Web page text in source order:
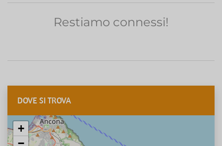
Restiamo connessi!
DOVE SI TROVA
+
−